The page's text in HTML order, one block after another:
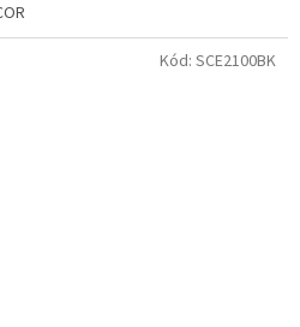
Kód: SCE2100BK